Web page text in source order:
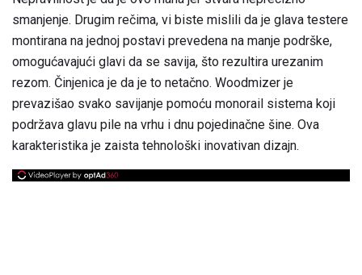
smanjenje. Drugim rečima, vi biste mislili da je glava testere
montirana na jednoj postavi prevedena na manje podrške,
omogućavajući glavi da se savija, što rezultira urezanim
rezom. Činjenica je da je to netačno. Woodmizer je
prevazišao svako savijanje pomoću monorail sistema koji
podržava glavu pile na vrhu i dnu pojedinačne šine. Ova
karakteristika je zaista tehnološki inovativan dizajn.